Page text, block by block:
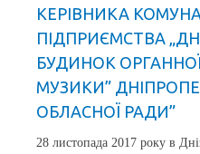
КЕРІВНИКА
ПІДПРИЄМСТВА
БУДИНОК
МУЗИКИ”
ОБЛАСНОЇ РАДИ”
28 листопада 2017 року в